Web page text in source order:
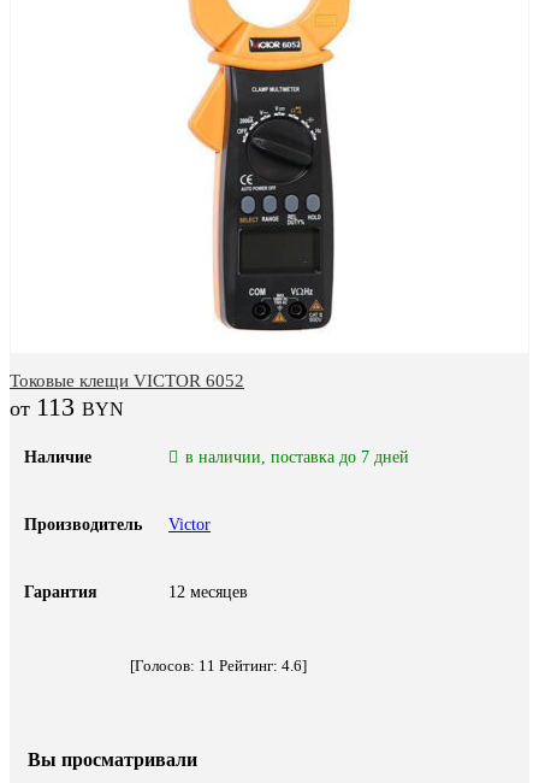
Токовые клещи VICTOR 6052
113 BYN
Наличие в наличии, поставка до 7 дней
Производитель Victor
Гарантия 12 месяцев
[Голосов: 11 Рейтинг: 4.6]
Вы просматривали